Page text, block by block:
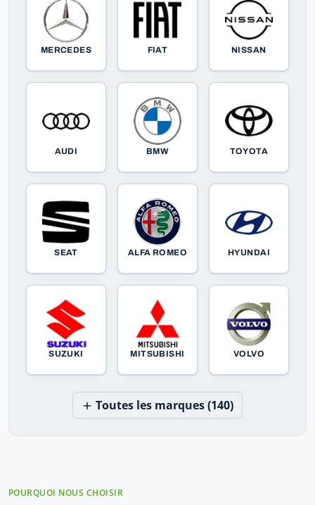
MERCEDES FIAT NISSAN
AUDI BMW TOYOTA
SEAT ALFA ROMEO HYUNDAI
SUZUKI MITSUBISHI VOLVO
Toutes les marques (140)
POURQUOI NOUS CHOISIR